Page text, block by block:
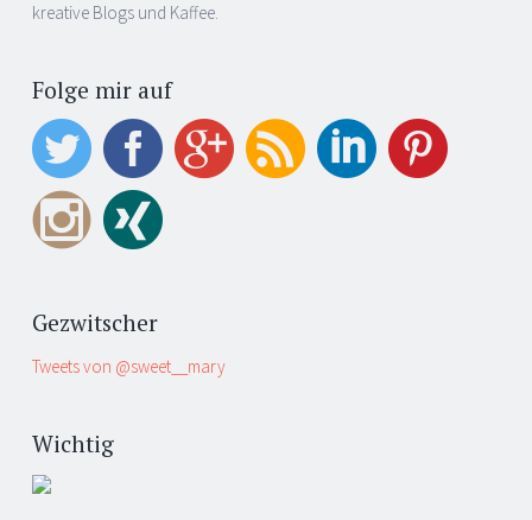
kreative Blogs und Kaffee.
Folge mir auf
Gezwitscher
Tweets von @sweet__mary
Wichtig